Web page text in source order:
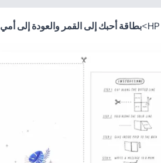
>بطاقة أحبك إلى القمر والعودة إلى أمي